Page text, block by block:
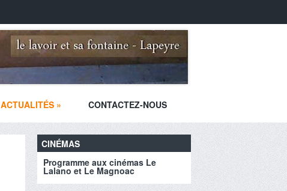
ACTUALITÉS » CONTACTEZ-NOUS
CINÉMAS
Programme aux cinémas Le
Lalano et Le Magnoac